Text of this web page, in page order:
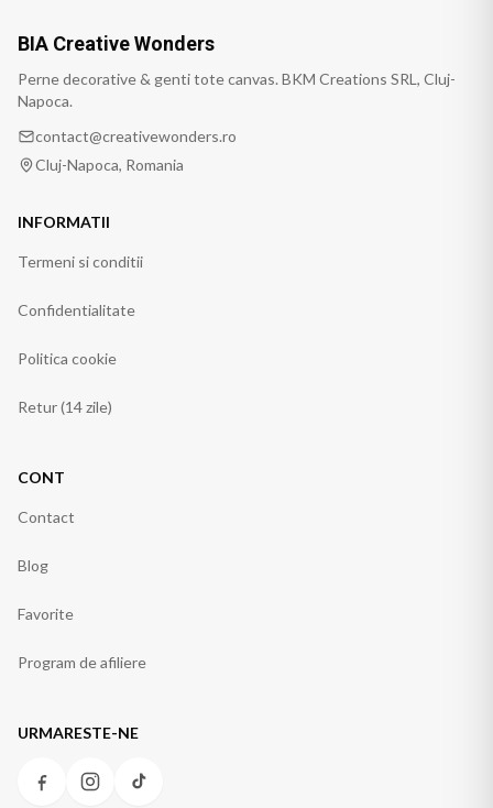
BIA Creative Wonders
Perne decorative & genti tote canvas. BKM Creations SRL, Cluj-
Napoca.
contact@creativewonders.ro
Cluj-Napoca, Romania
INFORMATII
Termeni si conditii
Confidentialitate
Politica cookie
Retur (14 zile)
CONT
Contact
Blog
Favorite
Program de afiliere
URMARESTE-NE